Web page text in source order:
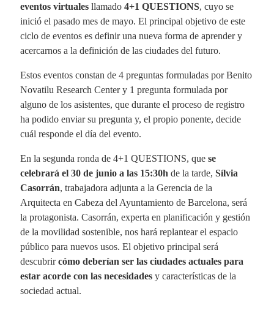
eventos virtualesllamado 4+1 QUESTIONS, cuyo se
inició el pasado mes de mayo. El principal objetivo de este
ciclo de eventos es definir una nueva forma de aprender y
acercarnos a la definición de las ciudades del futuro.
Estos eventos constan de 4 preguntas formuladas por Benito
Novatilu Research Center y 1 pregunta formulada por
alguno de los asistentes, que durante el proceso de registro
ha podido enviar su pregunta y, el propio ponente, decide
cuál responde el día del evento.
En la segunda ronda de 4+1 QUESTIONS, que se
celebrará el 30 de junio a las 15:30h de la tarde, Sílvia
Casorrán, trabajadora adjunta a la Gerencia de la
Arquitecta en Cabeza del Ayuntamiento de Barcelona, será
la protagonista. Casorrán, experta en planificación y gestión
de la movilidad sostenible, nos hará replantear el espacio
público para nuevos usos. El objetivo principal será
descubrircómo deberían ser las ciudades actuales para
estar acorde con las necesidadesy características de la
sociedad actual.